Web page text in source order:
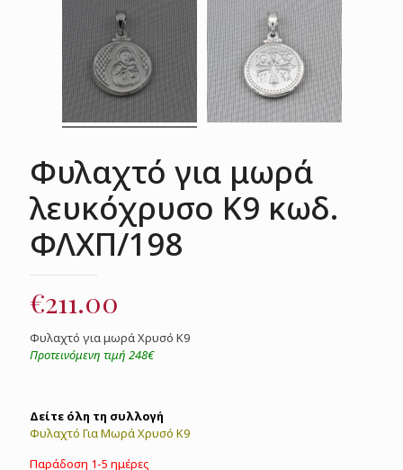
Φυλαχτό για μωρά
λευκόχρυσο Κ9 κωδ.
ΦΛΧΠ/198
€211.00
Φυλαχτό για μωρά Χρυσό Κ9
Προτεινόμενη τιμή 248€
Δείτε όλη τη συλλογή
Φυλαχτό Για Μωρά Χρυσό Κ9
Παράδοση 1-5 ημέρες